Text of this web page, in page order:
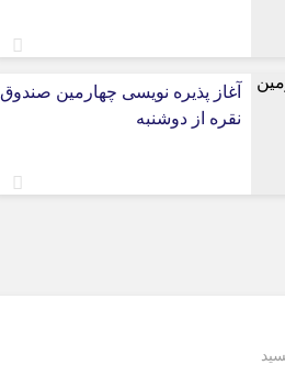
آغاز پذیره نویسی چهارمین صندوق
نقره از دوشنبه